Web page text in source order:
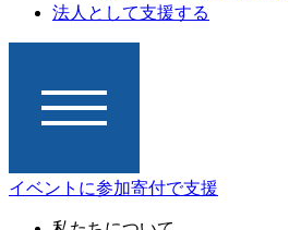
法人として支援する
イベントに参加寄付で支援